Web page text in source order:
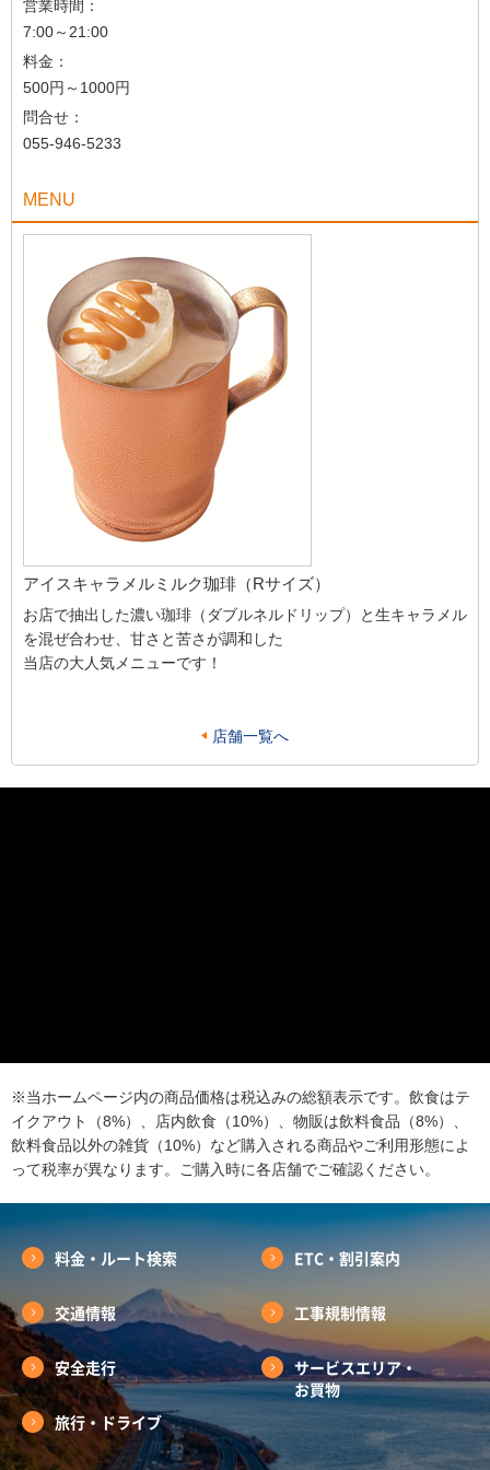
営業時間：
7:00～21:00
料金：
500円～1000円
問合せ：
055-946-5233
MENU
アイスキャラメルミルク珈琲（Rサイズ）
お店で抽出した濃い珈琲（ダブルネルドリップ）と生キャラメル
を混ぜ合わせ、甘さと苦さが調和した
当店の大人気メニューです！
店舗一覧へ
※当ホームページ内の商品価格は税込みの総額表示です。飲食はテ
イクアウト（8%）、店内飲食（10%）、物販は飲料食品（8%）、
飲料食品以外の雑貨（10%）など購入される商品やご利用形態によ
って税率が異なります。ご購入時に各店舗でご確認ください。
料金・ルート検索 ETC・割引案内
交通情報 工事規制情報
安全走行
サービスエリア・
お買物
旅行・ドライブ